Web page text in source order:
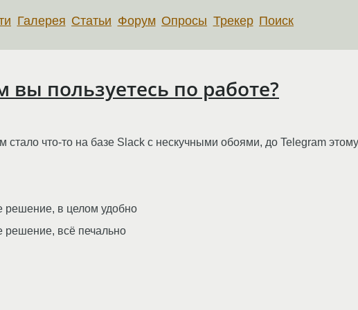
Галерея Статьи Форум Опросы Трекер Поиск
пользуетесь по работе?
что-то на базе Slack с нескучными обоями, до Telegram
решение, в целом удобно
решение, всё печально